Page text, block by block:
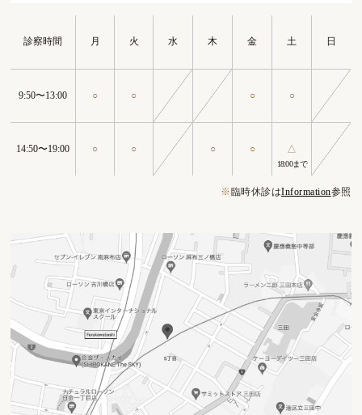
診察時間 月 火 水 木 金 土 日
9:50〜13:00 ○ ○ ○ ○
14:50〜19:00 ○ ○ ○ ○ △
18:00まで
※臨時休診はInformation参照